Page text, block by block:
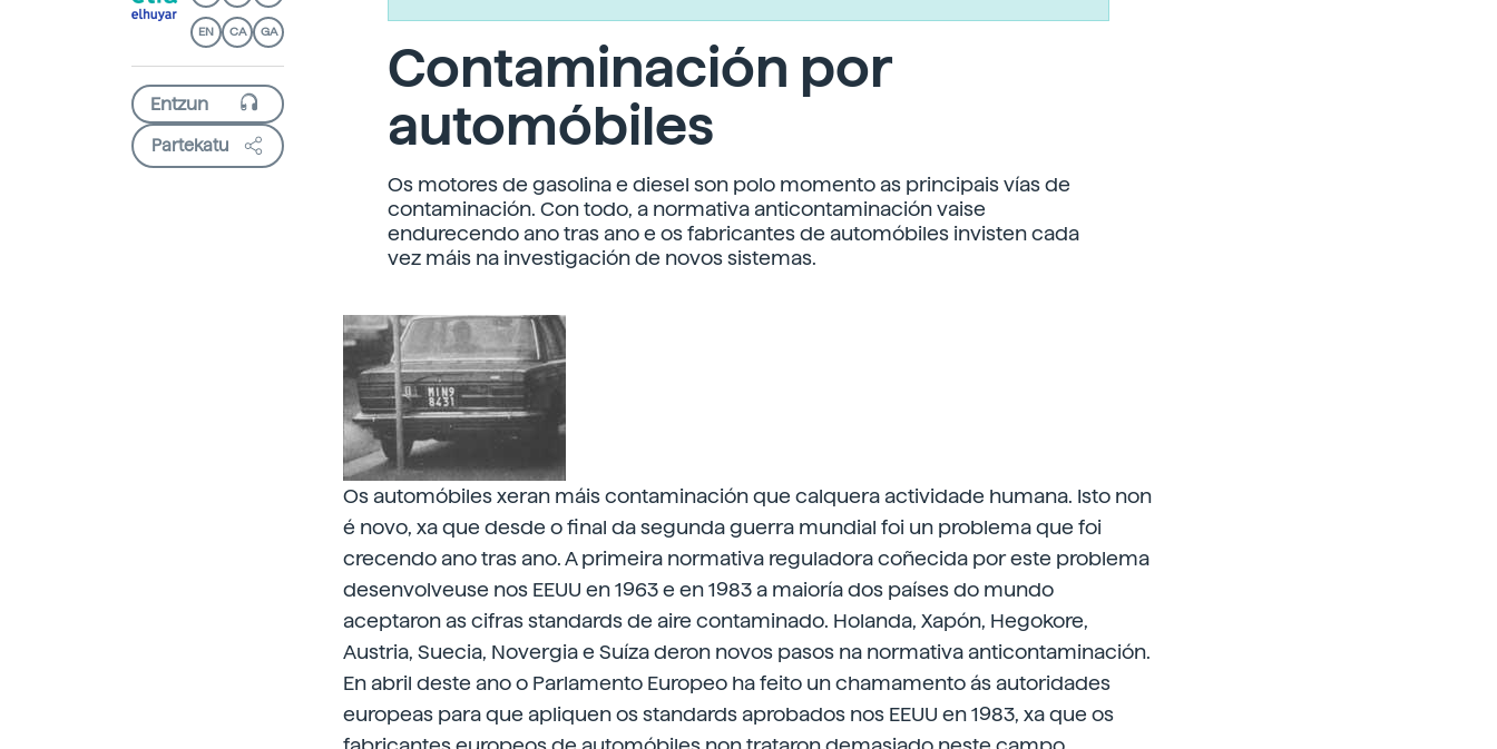
EN CA GA
Partekatu
Contaminación por
automóbiles
Os motores de gasolina e diesel son polo momento as principais vías de
contaminación. Con todo, a normativa anticontaminación vaise
endurecendo ano tras ano e os fabricantes de automóbiles invisten cada
vez máis na investigación de novos sistemas.
Os automóbiles xeran máis contaminación que calquera actividade humana. Isto non
é novo, xa que desde o final da segunda guerra mundial foi un problema que foi
crecendo ano tras ano. A primeira normativa reguladora coñecida por este problema
desenvolveuse nos EEUU en 1963 e en 1983 a maioría dos países do mundo
aceptaron as cifras standards de aire contaminado. Holanda, Xapón, Hegokore,
Austria, Suecia, Novergia e Suíza deron novos pasos na normativa anticontaminación.
En abril deste ano o Parlamento Europeo ha feito un chamamento ás autoridades
europeas para que apliquen os standards aprobados nos EEUU en 1983, xa que os